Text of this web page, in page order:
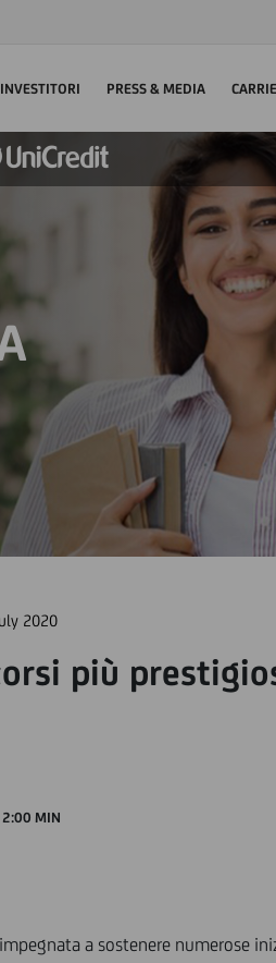
INVESTITORI PRESS & MEDIA
2020
più
2:00 MIN
a sostenere numerose